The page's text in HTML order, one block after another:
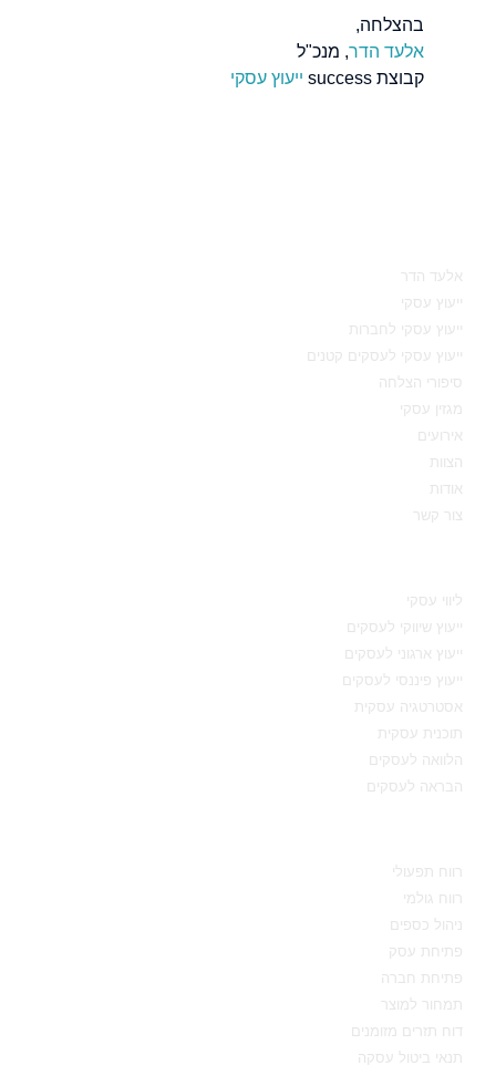
בהצלחה,
אלעד הדר, מנכ"ל
קבוצת success
ייעוץ עסקי
אלעד הדר
ייעוץ עסקי
ייעוץ עסקי לחברות
ייעוץ עסקי לעסקים קטנים
סיפורי הצלחה
מגזין עסקי
אירועים
הצוות
אודות
צור קשר
ליווי עסקי
ייעוץ שיווקי לעסקים
ייעוץ ארגוני לעסקים
ייעוץ פיננסי לעסקים
אסטרטגיה עסקית
תוכנית עסקית
הלוואה לעסקים
הבראה לעסקים
רווח תפעולי
רווח גולמי
ניהול כספים
פתיחת עסק
פתיחת חברה
תמחור למוצר
דוח תזרים מזומנים
תנאי ביטול עסקה